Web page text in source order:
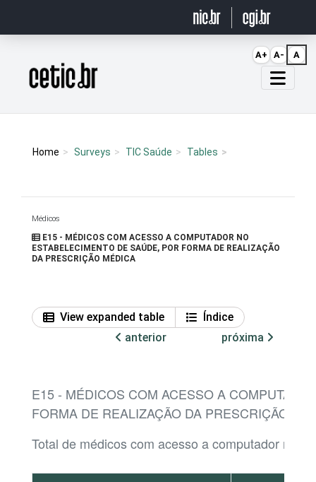
Página inicial
Home Surveys TIC Saúde Tables
Médicos
E15 - MÉDICOS COM ACESSO A COMPUTADOR NO
ESTABELECIMENTO DE SAÚDE, POR FORMA DE REALIZAÇÃO
DA PRESCRIÇÃO MÉDICA
View expanded table
Índice
anterior
próxima
E15 - MÉDICOS COM ACESSO A
FORMA DE REALIZAÇÃO DA PRESCRIÇÃO
Total de médicos com acesso a computador no
A+ A- A